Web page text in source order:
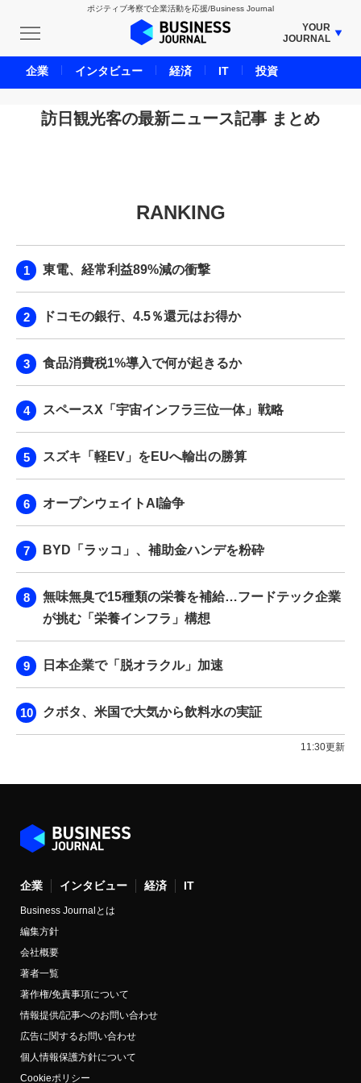
ポジティブ考察で企業活動を応援/Business Journal
YOUR
JOURNAL
BUSINESS JOURNAL
UNICORN JOURNAL
CARBON CREDITS JOURNAL
LIFE ENDING JOURNAL
BPaaS JOURNAL
訪日観光客の最新ニュース記事 まとめ
RANKING
東電、経常利益89%減の衝撃
ドコモの銀行、4.5％還元はお得か
食品消費税1%導入で何が起きるか
スペースX「宇宙インフラ三位一体」戦略
スズキ「軽EV」をEUへ輸出の勝算
オープンウェイトAI論争
BYD「ラッコ」、補助金ハンデを粉砕
無味無臭で15種類の栄養を補給…フードテック企業
が挑む「栄養インフラ」構想
日本企業で「脱オラクル」加速
クボタ、米国で大気から飲料水の実証
11:30更新
企業 インタビュー 経済 IT
Business Journalとは
編集方針
会社概要
著者一覧
著作権/免責事項について
情報提供/記事へのお問い合わせ
広告に関するお問い合わせ
個人情報保護方針について
Cookieポリシー
企業 インタビュー 経済 IT 投資